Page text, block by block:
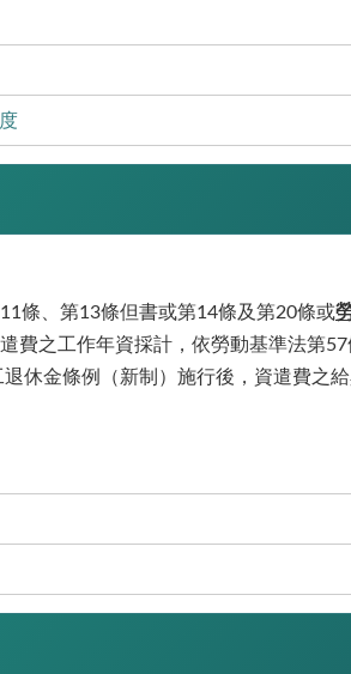
條、第13條但書或第14條及第20條或
費之工作年資採計，依勞動基準法第
休金條例（新制）施行後，資遣費之